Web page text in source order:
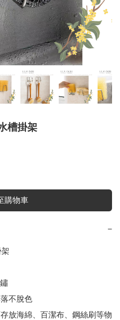
槽掛架
購物車
−
不脫色
放海綿、百潔布、鋼絲刷等物